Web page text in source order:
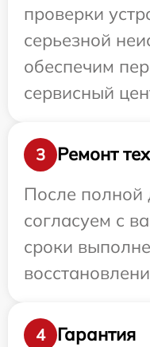
проверки
серьезной
обеспечим
сервисный
3
Ремонт
После полной
согласуем с
сроки
4
Гарантия